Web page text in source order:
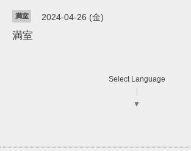
満室 2024-04-26 (金)
満室
Select Language
▼